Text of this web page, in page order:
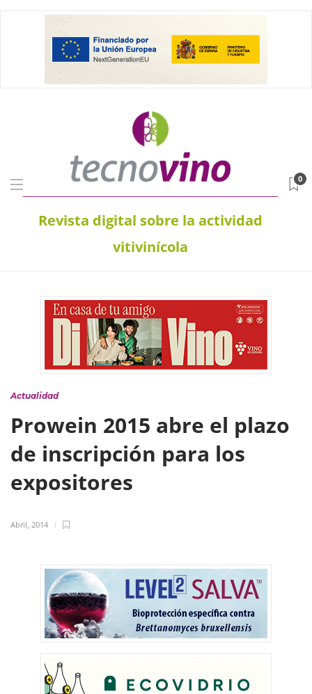
Revista digital sobre la actividad
vitivinícola
0
Actualidad
Prowein 2015 abre el plazo
de inscripción para los
expositores
Abril, 2014